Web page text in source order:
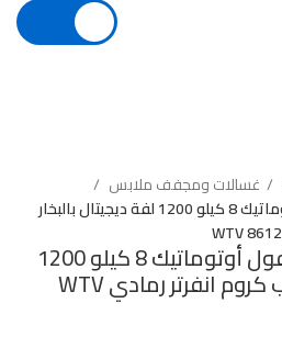
غسالات ومجفف ملابس
بيكو غسالة ملابس فول أوتوماتيك 8 كيلو 1200 لفة ديجيتال بالبخار
بيكو غسالة ملابس فول أوتوماتيك 8 كيلو 1200
لفة ديجيتال بالبخار باب كروم انفرتر رمادي WTV